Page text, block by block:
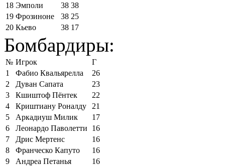
18 Эмполи 38 38
19 Фрозиноне 38 25
20 Кьево 38 17
Бомбардиры:
№ Игрок
Г
1
Фабио Квальярелла
26
2
Дуван Сапата
23
3
Кшиштоф Пёнтек
22
4
Криштиану Роналду
21
5
Аркадиуш Милик
17
6
Леонардо Паволетти
16
7
Дрис Мертенс
16
8
Франческо Капуто
16
9
Андреа Петанья
16